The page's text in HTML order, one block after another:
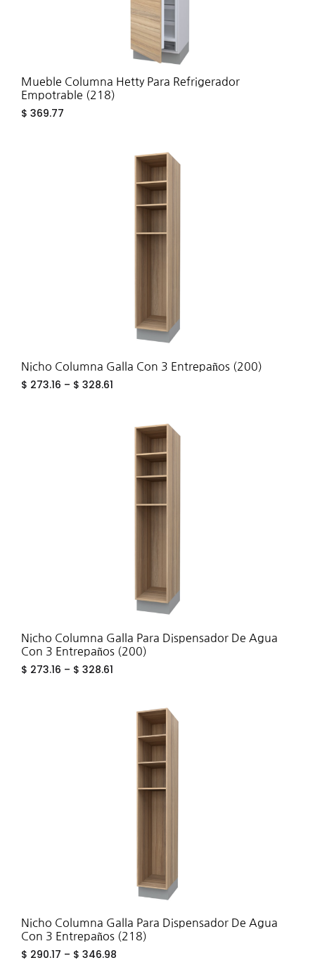
Mueble Columna Hetty Para Refrigerador
Empotrable (218)
$ 369.77
Nicho Columna Galla Con 3 Entrepaños (200)
$ 273.16 – $ 328.61
Nicho Columna Galla Para Dispensador De Agua
Con 3 Entrepaños (200)
$ 273.16 – $ 328.61
Nicho Columna Galla Para Dispensador De Agua
Con 3 Entrepaños (218)
$ 290.17 – $ 346.98